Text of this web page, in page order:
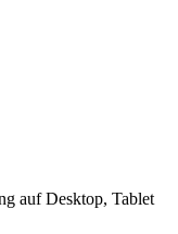
auf Desktop, Tablet